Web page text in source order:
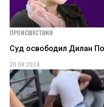
ПРОИСШЕСТВИЯ
Суд освободил Дилан
20.08.2024